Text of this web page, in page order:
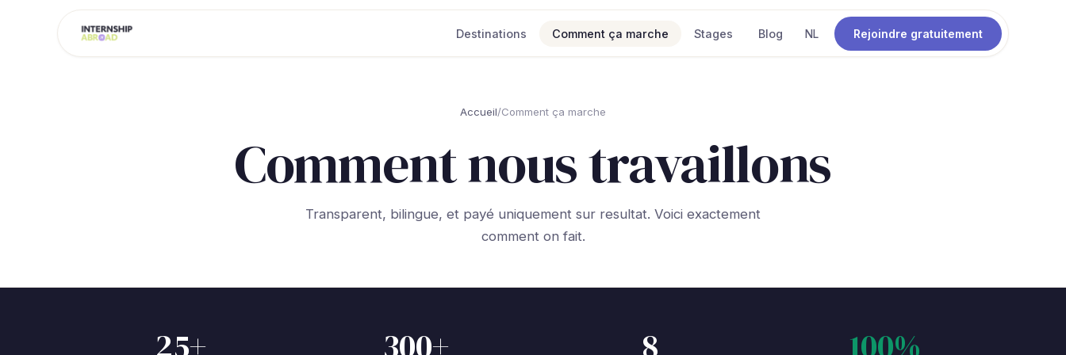
Destinations Comment ça marche Stages Blog NL Rejoindre gratuitement
Accueil/Comment ça marche
Comment nous travaillons
Transparent, bilingue, et payé uniquement sur resultat. Voici exactement
comment on fait.
25+ 300+ 8 100%